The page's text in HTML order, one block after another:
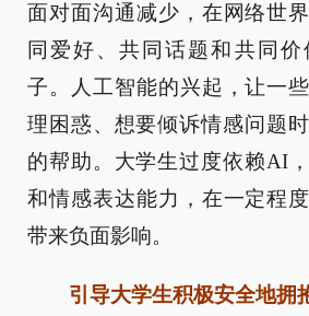
面对面沟通减少，在网络世
同爱好、共同话题和共同价
子。人工智能的兴起，让一
理困惑、想要倾诉情感问题
的帮助。大学生过度依赖AI
和情感表达能力，在一定程
带来负面影响。
引导大学生积极安全地拥